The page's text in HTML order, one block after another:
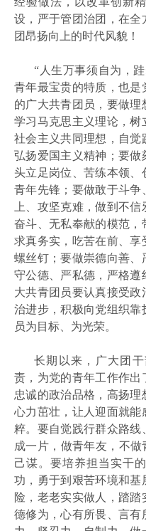
设，严于管团治团，在
团昂扬向上的时代风貌！
“人生万事须自为，
青年最宝贵的特质，也
的广大共青团员，要做
学习马克思主义理论，
社会主义共同理想，自觉
弘扬爱国主义精神；要
头立足岗位、苦练本领、
青年先锋；要做敢于斗争
上、攻坚克难，做到不
奋斗、无私奉献的模范，
求真务实，吃苦在前、享
螺丝钉；要做崇德向善、
守公德、严私德，严格
大共青团员要认真接受
治进步，积极向党组织靠
员为目标、为光荣。
长期以来，广大团
责，为党的青年工作作出
忠诚的政治品格，高扬理
心力茁壮，让人迎面就
粹。要自觉践行群众路
成一片，做青年友，不做
己谋。要培养担当实干
功，勇于到艰苦环境和基
险，老老实实做人，踏
德修为，心有所畏、言